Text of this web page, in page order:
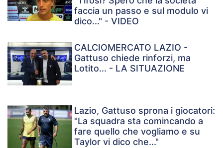
faccia un passo e sul modulo vi
dico..." - VIDEO
CALCIOMERCATO LAZIO -
Gattuso chiede rinforzi, ma
Lotito... - LA SITUAZIONE
Lazio, Gattuso sprona i giocatori:
"La squadra sta comincando a
fare quello che vogliamo e su
Taylor vi dico che..."